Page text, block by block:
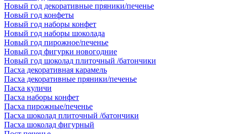
Новый год декоративные пряники/печенье
Новый год конфеты
Новый год наборы конфет
Новый год наборы шоколада
Новый год пирожное/печенье
Новый год фигурки новогодние
Новый год шоколад плиточный /батончики
Пасха декоративная карамель
Пасха декоративные пряники/печенье
Пасха куличи
Пасха наборы конфет
Пасха пирожные/печенье
Пасха шоколад плиточный /батончики
Пасха шоколад фигурный